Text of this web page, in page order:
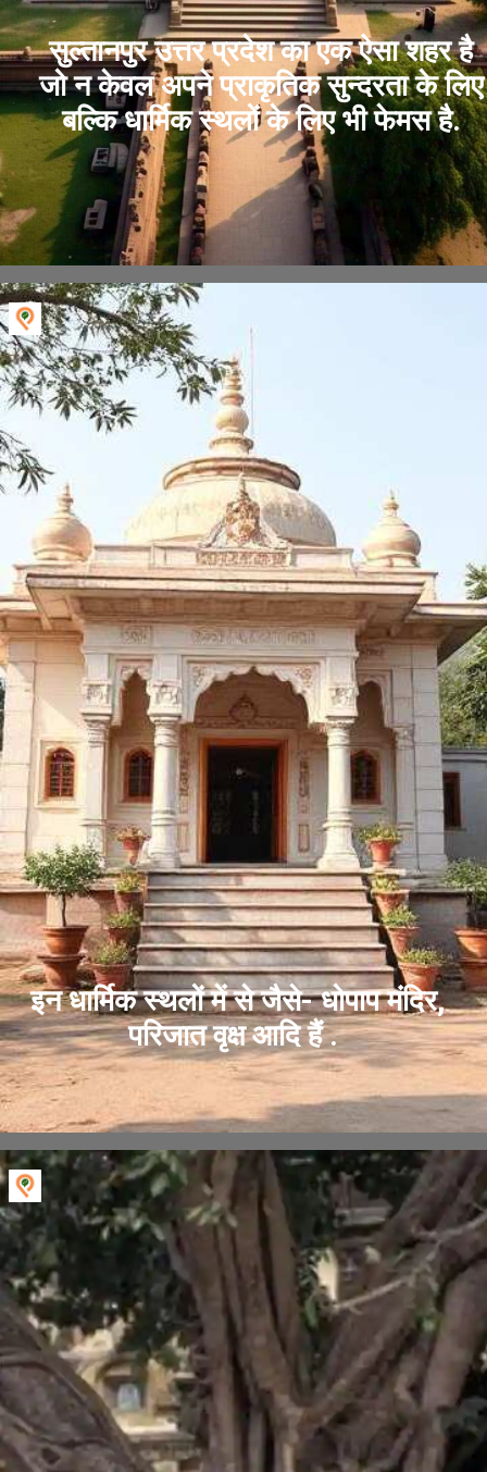
सुल्तानपुर उत्तर प्रदेश का एक ऐसा शहर है
जो न केवल अपने प्राकृतिक सुन्दरता के लिए
बल्कि धार्मिक स्थलों के लिए भी फेमस है.
इन धार्मिक स्थलों में से जैसे- धोपाप मंदिर,
परिजात वृक्ष आदि हैं .